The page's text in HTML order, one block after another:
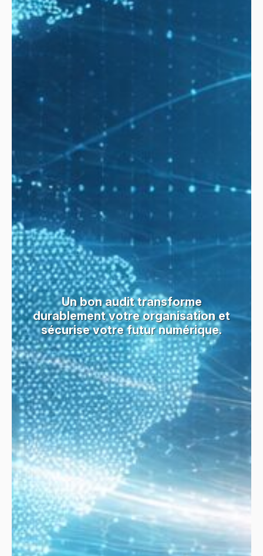
Un bon audit transforme
durablement votre organisation et
sécurise votre futur numérique.